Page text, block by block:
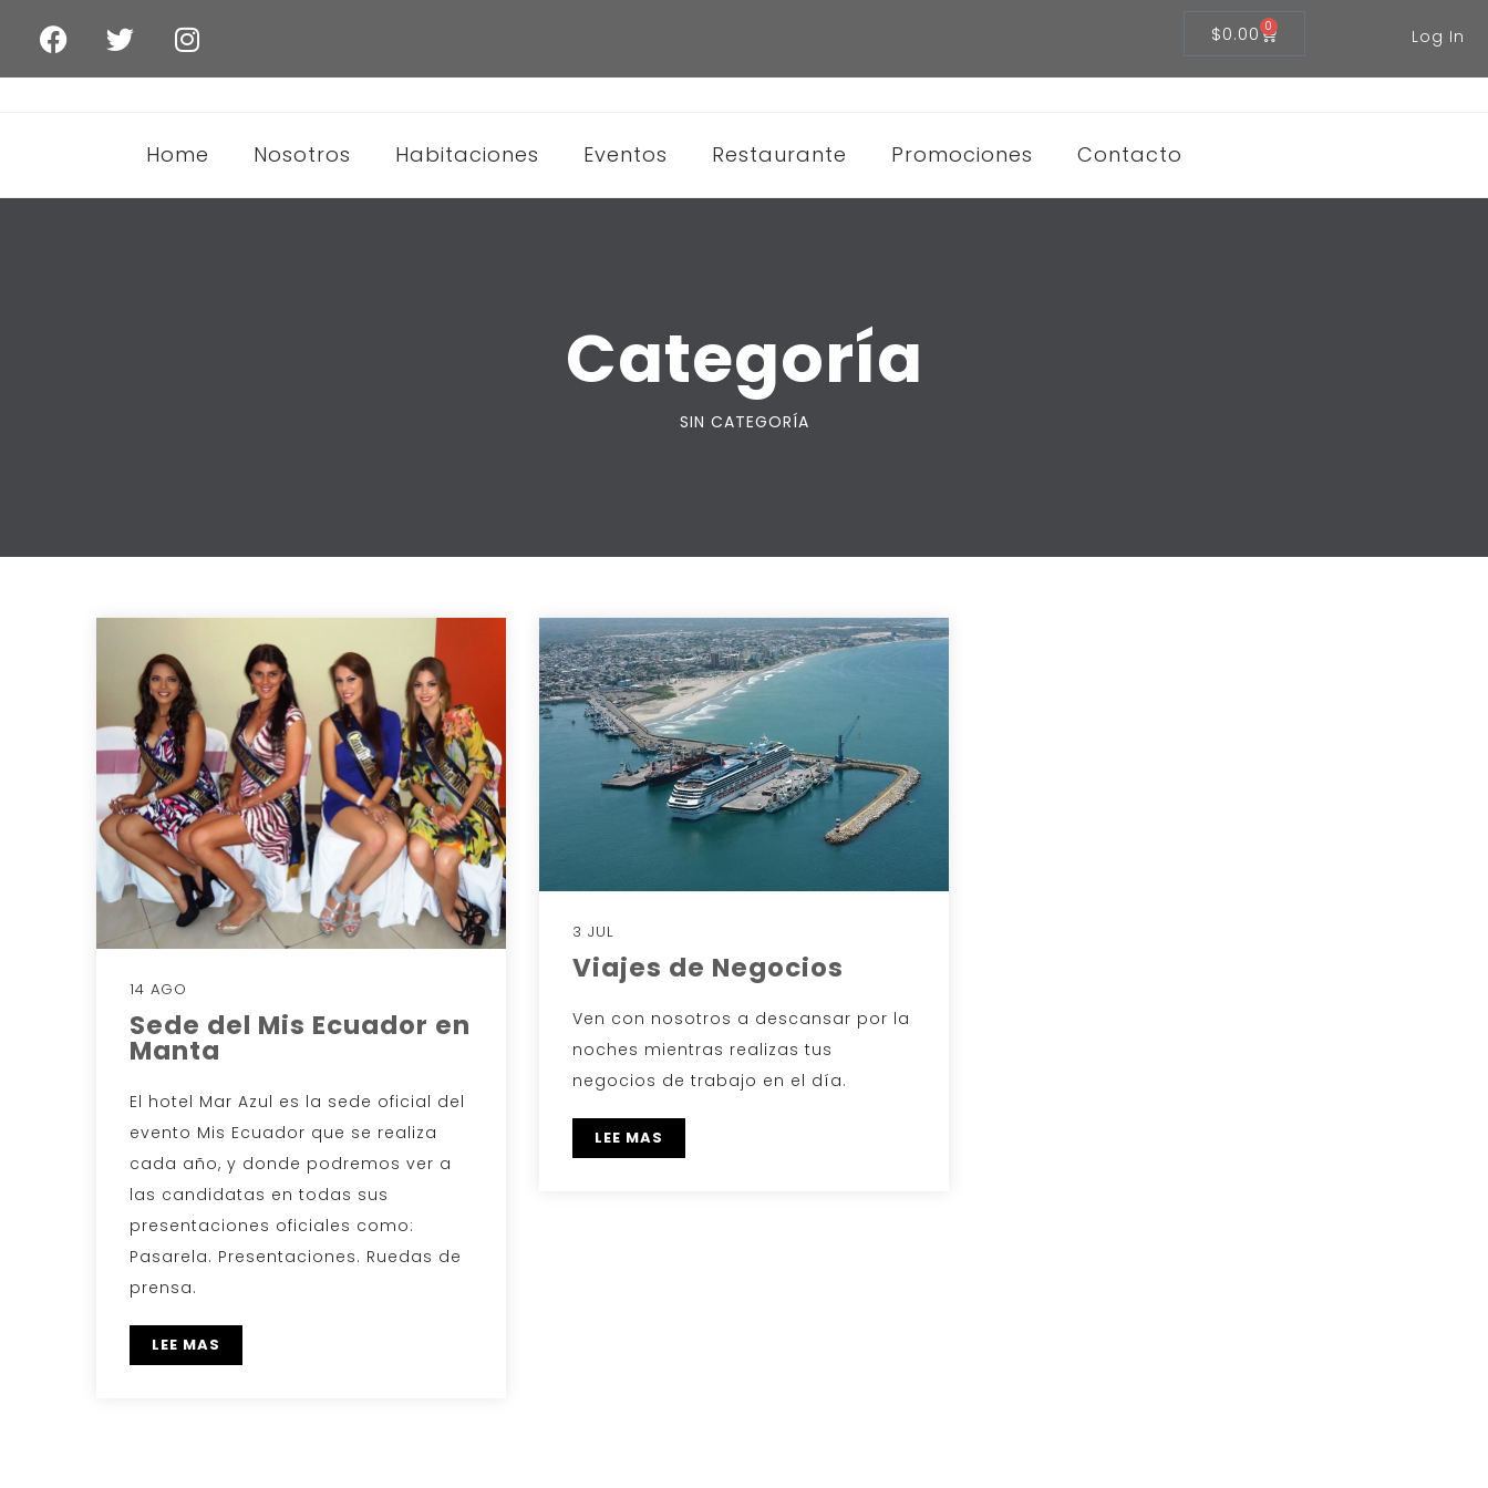
$0.00 0 Log In
Home Nosotros Habitaciones Eventos Restaurante Promociones Contacto
Categoría
SIN CATEGORÍA
14 AGO
Sede del Mis Ecuador en
Manta
El hotel Mar Azul es la sede oficial del
evento Mis Ecuador que se realiza
cada año, y donde podremos ver a
las candidatas en todas sus
presentaciones oficiales como:
Pasarela. Presentaciones. Ruedas de
prensa.
LEE MAS
3 JUL
Viajes de Negocios
Ven con nosotros a descansar por la
noches mientras realizas tus
negocios de trabajo en el día.
LEE MAS